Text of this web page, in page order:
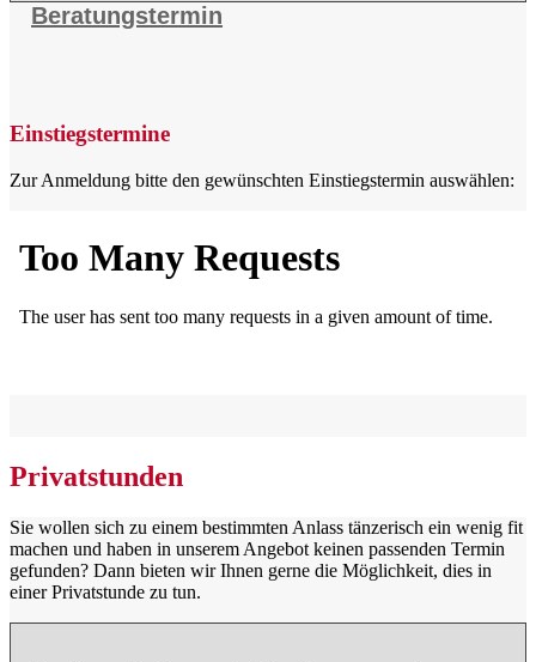
Beratungstermin
Einstiegstermine
Zur Anmeldung bitte den gewünschten Einstiegstermin auswählen:
Privatstunden
Sie wollen sich zu einem bestimmten Anlass tänzerisch ein wenig fit
machen und haben in unserem Angebot keinen passenden Termin
gefunden? Dann bieten wir Ihnen gerne die Möglichkeit, dies in
einer Privatstunde zu tun.